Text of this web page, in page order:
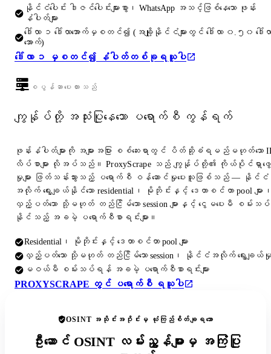
နိုင်ငံပေါင်း ဒါဇင်ပေါင်းများစွာ၊ WhatsApp အသင့်ဖြစ်နေသော ဖုန်း
နံပါတ်များ
ဒေါ်လာ ၁ ဒေါ်လာအောက်မှစတင်၍ (အချို့နိုင်ငံများတွင် ဒေါ်လာ ၀.၅၀ ဒေါ်လ
အောက်)
ဒေါ်လာ ၁ မှစတင်၍ နံပါတ်တစ်ခုရယူပါ
စပွန်ဆာပေးထားသည်
ကျွန်ုပ်တို့ အသုံးပြုနေသော ပရောက်စီ ကွန်ရက်
ဖုန်းနံပါတ်များကို အများအပြား စစ်ဆေးရာတွင် ပိတ်ဆို့ခံရမည်မဟုတ်သော
လိပ်စာများ လိုအပ်သည်။ ProxyScrape သည် ကျွန်ုပ်တို့၏ ကိုယ်ပိုင်ရှာဖွေ
မှုများ ဖြတ်သန်းသွားသည့် ပရောက်စီ ဝန်ဆောင်မှုပေးသူဖြစ်သည် — နိုင်ငံ
အလိုက် ရွေးချယ်နိုင်သော residential၊ မိုဘိုင်းနှင့် ဒေတာစင်တာ pool များ
လှည့်ပတ်သော သို့မဟုတ် တည်ငြိမ်သော session များနှင့် ငွေမပေးမီ စမ်းသပ်
နိုင်သည့် အခမဲ့ ပရောက်စီစာရင်းများ။
Residential၊ မိုဘိုင်းနှင့် ဒေတာစင်တာ pool များ
လှည့်ပတ်သော သို့မဟုတ် တည်ငြိမ်သော session၊ နိုင်ငံအလိုက် ရွေးချယ်မှု
မဝယ်မီ စမ်းသပ်ရန် အခမဲ့ ပရောက်စီစာရင်းများ
PROXYSCRAPE တွင် ပရောက်စီ ရယူပါ
OSINT အသိုင်းအဝိုင်းမှ ယုံကြည်စိတ်ချရသော
ဦးဆောင် OSINT လမ်းညွှန်များမှ အကြံပြု